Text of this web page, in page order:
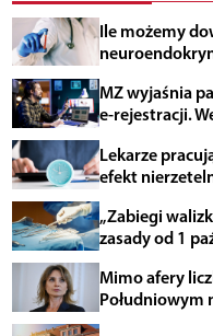
Ile możemy
MZ wyjaśnia
e-rejestracji.
Lekarze
efekt
„Zabiegi
zasady od 1
Mimo afery
Południowym